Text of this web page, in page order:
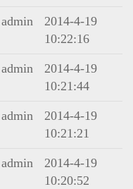
admin
2014-4-19
10:22:16
admin
2014-4-19
10:21:44
admin
2014-4-19
10:21:21
admin
2014-4-19
10:20:52